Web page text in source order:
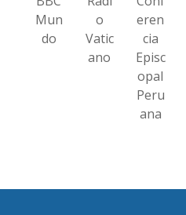
Mun
do
o
Vatic
ano
eren
cia
Episc
opal
Peru
ana